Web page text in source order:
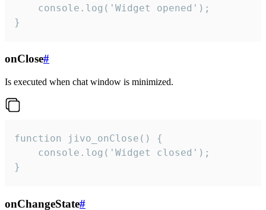
    console.log('Widget opened');
}
onClose#
Is executed when chat window is minimized.
function jivo_onClose() {
    console.log('Widget closed');
}
onChangeState#